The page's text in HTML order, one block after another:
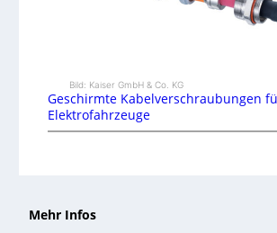
Bild: Kaiser GmbH & Co. KG
Geschirmte Kabelverschraubungen
Elektrofahrzeuge
Mehr Infos